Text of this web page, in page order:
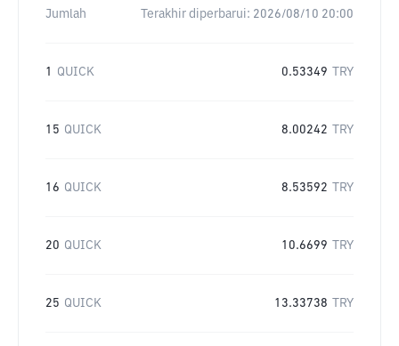
Jumlah Terakhir diperbarui: 2026/08/10 20:00
1 QUICK 0.53349 TRY
15 QUICK 8.00242 TRY
16 QUICK 8.53592 TRY
20 QUICK 10.6699 TRY
25 QUICK 13.33738 TRY